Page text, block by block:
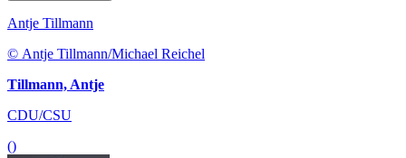
Antje Tillmann
© Antje Tillmann/Michael Reichel
Tillmann, Antje
CDU/CSU
()